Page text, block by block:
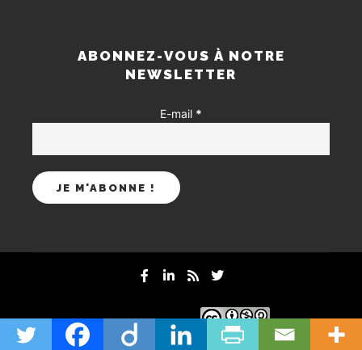
ABONNEZ-VOUS À NOTRE
NEWSLETTER
E-mail *
mentions-legales